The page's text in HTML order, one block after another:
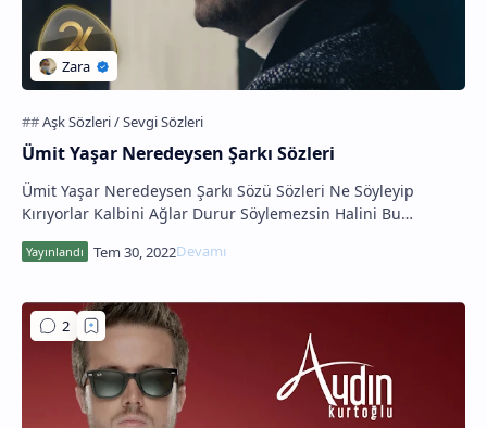
Ümit Yaşar Neredeysen Şarkı Sözleri
Ümit Yaşar Neredeysen Şarkı Sözü Sözleri Ne Söyleyip
Kırıyorlar Kalbini Ağlar Durur Söylemezsin Halini Bu
Dünyanın Biter Mi Hiç Zalimi Kırılan Kalbin…